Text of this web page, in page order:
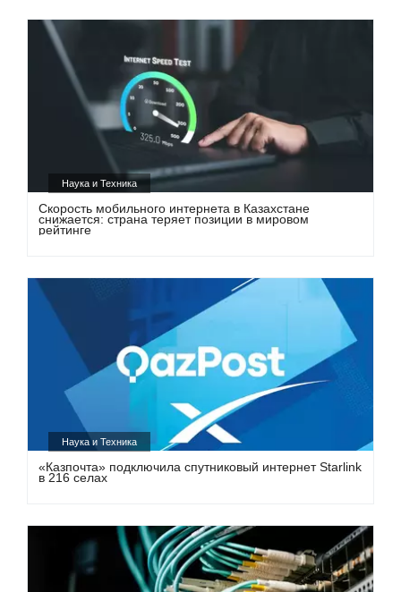
Наука и Техника
Скорость мобильного интернета в Казахстане
снижается: страна теряет позиции в мировом
рейтинге
Наука и Техника
«Казпочта» подключила спутниковый интернет Starlink
в 216 селах